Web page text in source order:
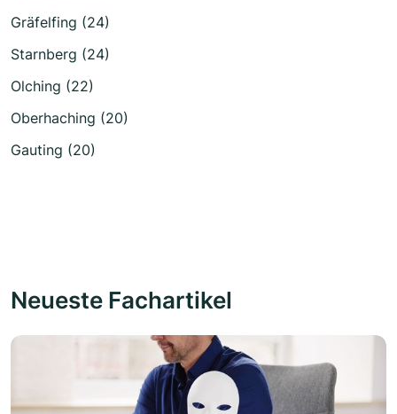
Gräfelfing (24)
Starnberg (24)
Olching (22)
Oberhaching (20)
Gauting (20)
Neueste Fachartikel